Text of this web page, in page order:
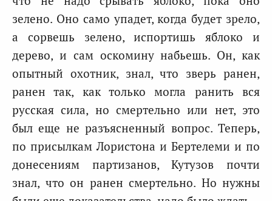
зелено. Оно само упадет, когда будет зрело,
а сорвешь зелено, испортишь яблоко и
дерево, и сам оскомину набьешь. Он, как
опытный охотник, знал, что зверь ранен,
ранен так, как только могла ранить вся
русская сила, но смертельно или нет, это
был еще не разъясненный вопрос. Теперь,
по присылкам Лористона и Бертелеми и по
донесениям партизанов, Кутузов почти
знал, что он ранен смертельно. Но нужны